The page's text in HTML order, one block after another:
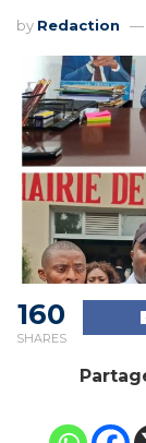
by Redaction
160
SHARES